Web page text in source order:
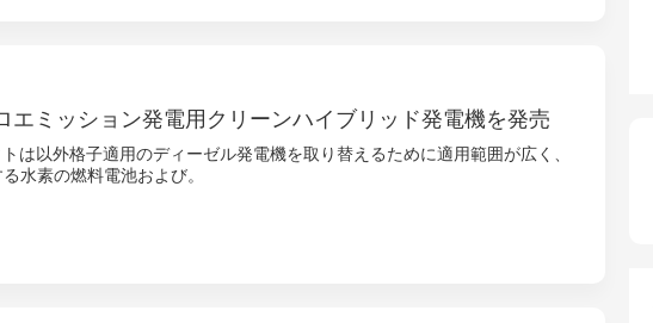
エミッション発電用クリーンハイブリッド発電機を発売
は以外格子適用のディーゼル発電機を取り替えるために適用範囲が広く、
水素の燃料電池および。